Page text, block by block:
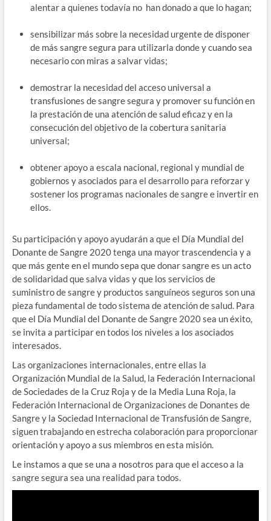
alentar a quienes todavía no han donado a que lo hagan;
sensibilizar más sobre la necesidad urgente de disponer
de más sangre segura para utilizarla donde y cuando sea
necesario con miras a salvar vidas;
demostrar la necesidad del acceso universal a
transfusiones de sangre segura y promover su función en
la prestación de una atención de salud eficaz y en la
consecución del objetivo de la cobertura sanitaria
universal;
obtener apoyo a escala nacional, regional y mundial de
gobiernos y asociados para el desarrollo para reforzar y
sostener los programas nacionales de sangre e invertir en
ellos.
Su participación y apoyo ayudarán a que el Día Mundial del
Donante de Sangre 2020 tenga una mayor trascendencia y a
que más gente en el mundo sepa que donar sangre es un acto
de solidaridad que salva vidas y que los servicios de
suministro de sangre y productos sanguíneos seguros son una
pieza fundamental de todo sistema de atención de salud. Para
que el Día Mundial del Donante de Sangre 2020 sea un éxito,
se invita a participar en todos los niveles a los asociados
interesados.
Las organizaciones internacionales, entre ellas la
Organización Mundial de la Salud, la Federación Internacional
de Sociedades de la Cruz Roja y de la Media Luna Roja, la
Federación Internacional de Organizaciones de Donantes de
Sangre y la Sociedad Internacional de Transfusión de Sangre,
siguen trabajando en estrecha colaboración para proporcionar
orientación y apoyo a sus miembros en esta misión.
Le instamos a que se una a nosotros para que el acceso a la
sangre segura sea una realidad para todos.